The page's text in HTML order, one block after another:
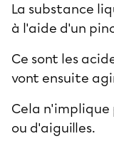
La substance
à l'aide d'un
Ce sont les
vont ensuite
Cela
ou d'aiguilles.